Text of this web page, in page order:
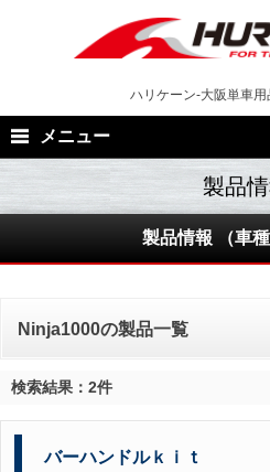
ハリケーン-大阪単車
メニュー
製品情報 （車
Ninja1000の製品一覧
検索結果：2件
バーハンドルｋｉｔ